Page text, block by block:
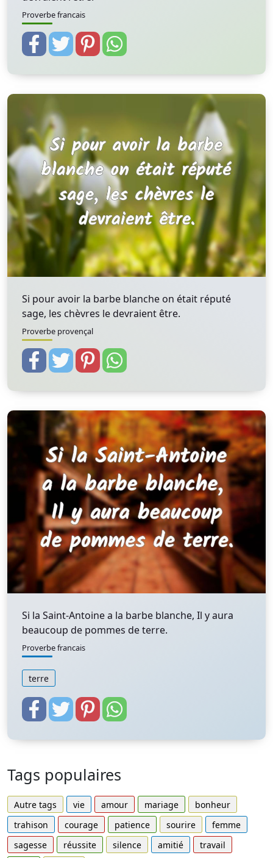
Proverbe francais
Si pour avoir la barbe blanche on était réputé
sage, les chèvres le devraient être.
Proverbe provençal
Si la Saint-Antoine a la barbe blanche, Il y aura
beaucoup de pommes de terre.
Proverbe francais
terre
Tags populaires
Autre tags vie amour mariage
bonheur
trahison
courage patience sourire
femme
sagesse
réussite silence amitié
travail